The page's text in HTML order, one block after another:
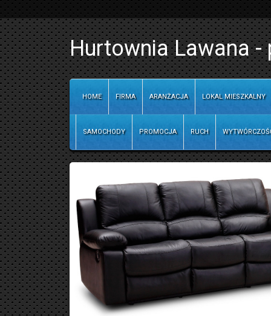
Hurtownia Lawana -
HOME FIRMA ARANŻACJA LOKAL MIESZKALNY
SAMOCHODY PROMOCJA RUCH